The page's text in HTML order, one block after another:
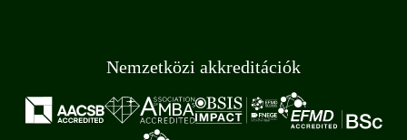
Nemzetközi akkreditációk